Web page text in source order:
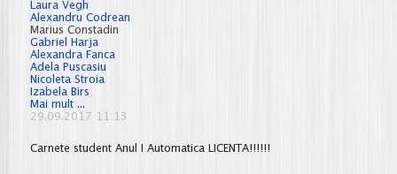
Laura Vegh
Alexandru Codrean
Marius Constadin
Gabriel Harja
Alexandra Fanca
Adela Puscasiu
Nicoleta Stroia
Izabela Birs
Mai mult ...
diplome/disertatie
29.09.2017 11:13
Carnete student Anul I Automatica LICENTA!!!!!!